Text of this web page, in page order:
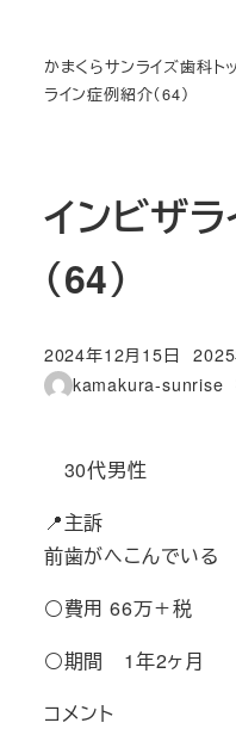
かまくらサンライズ歯科ト
ライン症例紹介（64）
インビザ
（64）
投稿日
2024年12月15日
更新
著
kamakura-sunrise
30代男性
📍主訴
前歯がへこんでいる
⚪費用 66万＋税
⚪期間 1年2ヶ月
コメント